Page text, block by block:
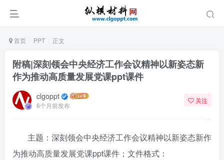
首页 PPT 正文
附稿|深刻领会中央经济工作会议精神以新姿态新
作为推动高质量发展党课ppt课件
clgoppt
6个月前发布
关注
主题：深刻领会中央经济工作会议精神以新姿态新作
为推动高质量发展党课ppt课件 ；文件格式：